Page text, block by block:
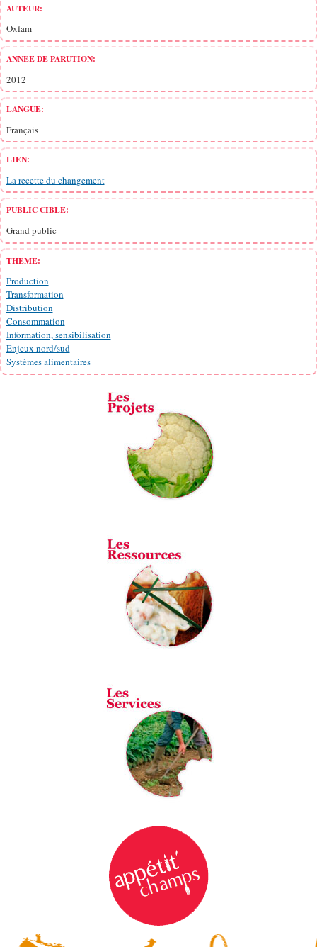
AUTEUR:
Oxfam
ANNÉE DE PARUTION:
2012
LANGUE:
Français
LIEN:
La recette du changement
PUBLIC CIBLE:
Grand public
THÈME:
Production
Transformation
Distribution
Consommation
Information, sensibilisation
Enjeux nord/sud
Systèmes alimentaires